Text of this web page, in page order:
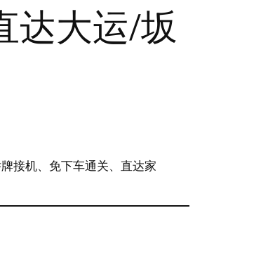
达大运/坂
接机、免下车通关、直达家